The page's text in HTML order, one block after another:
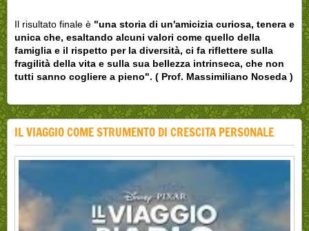
Il risultato finale è "una storia di un'amicizia curiosa, tenera e
unica che, esaltando alcuni valori come quello della
famiglia e il rispetto per la diversità, ci fa riflettere sulla
fragilità della vita e sulla sua bellezza intrinseca, che non
tutti sanno cogliere a pieno". ( Prof. Massimiliano Noseda )
IL VIAGGIO COME STRUMENTO DI CRESCITA PERSONALE